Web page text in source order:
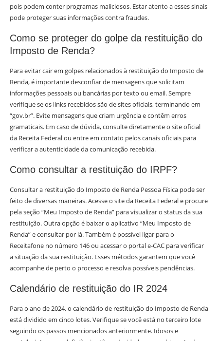
pois podem conter programas maliciosos. Estar atento a esses sinais
pode proteger suas informações contra fraudes.
Como se proteger do golpe da restituição do
Imposto de Renda?
Para evitar cair em golpes relacionados à restituição do Imposto de
Renda, é importante desconfiar de mensagens que solicitam
informações pessoais ou bancárias por texto ou email. Sempre
verifique se os links recebidos são de sites oficiais, terminando em
“gov.br”. Evite mensagens que criam urgência e contêm erros
gramaticais. Em caso de dúvida, consulte diretamente o site oficial
da Receita Federal ou entre em contato pelos canais oficiais para
verificar a autenticidade da comunicação recebida.
Como consultar a restituição do IRPF?
Consultar a restituição do Imposto de Renda Pessoa Física pode ser
feito de diversas maneiras. Acesse o site da Receita Federal e procure
pela seção “Meu Imposto de Renda” para visualizar o status da sua
restituição. Outra opção é baixar o aplicativo “Meu Imposto de
Renda” e consultar por lá. Também é possível ligar para o
Receitafone no número 146 ou acessar o portal e-CAC para verificar
a situação da sua restituição. Esses métodos garantem que você
acompanhe de perto o processo e resolva possíveis pendências.
Calendário de restituição do IR 2024
Para o ano de 2024, o calendário de restituição do Imposto de Renda
está dividido em cinco lotes. Verifique se você está no terceiro lote
seguindo os passos mencionados anteriormente. Idosos e